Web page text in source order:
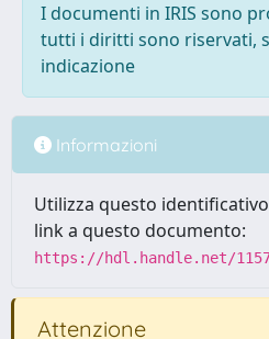
I documenti in IRIS sono
tutti i diritti sono riservati,
indicazione
Informazioni
Utilizza questo
link a questo documento:
https://hdl.handle.net/
Attenzione